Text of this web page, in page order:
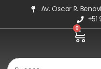
Av. Oscar R.
0